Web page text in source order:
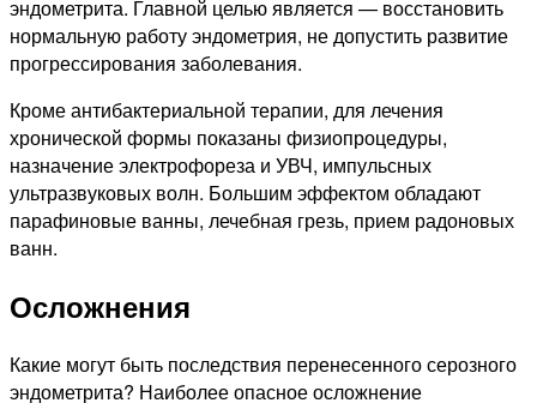
эндометрита. Главной целью является — восстановить
нормальную работу эндометрия, не допустить развитие
прогрессирования заболевания.
Кроме антибактериальной терапии, для лечения
хронической формы показаны физиопроцедуры,
назначение электрофореза и УВЧ, импульсных
ультразвуковых волн. Большим эффектом обладают
парафиновые ванны, лечебная грезь, прием радоновых
ванн.
Осложнения
Какие могут быть последствия перенесенного серозного
эндометрита? Наиболее опасное осложнение